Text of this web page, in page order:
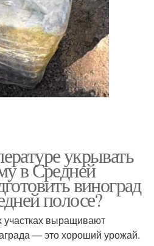
укрывать
в Средней
виноград
полосе?
участках выращивают
— это хороший урожай.